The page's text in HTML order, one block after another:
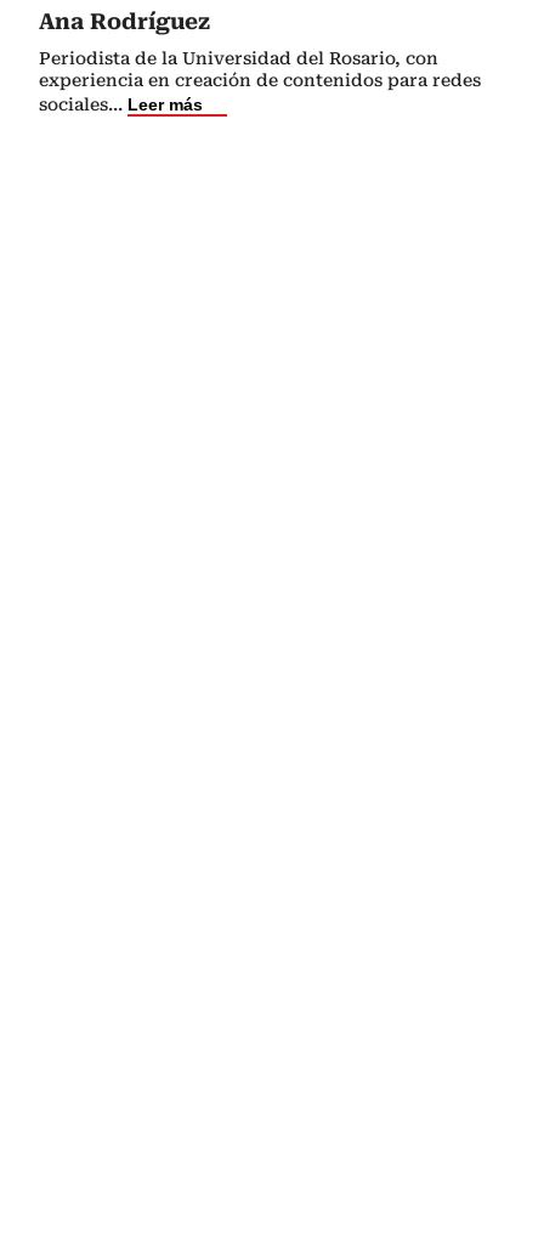
Ana Rodríguez
Periodista de la Universidad del Rosario, con
experiencia en creación de contenidos para redes
sociales... Leer más